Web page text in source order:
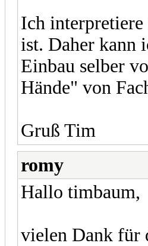
Ich interpretiere
ist. Daher kann
Einbau selber
Hände" von
Gruß Tim
romy
Hallo timbaum,
vielen Dank für